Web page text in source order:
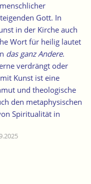
Gott. In
in der Kirche auch
Wort für heilig lautet
das ganz Andere.
verdrängt oder
Kunst ist eine
und theologische
den metaphysischen
Spiritualität in